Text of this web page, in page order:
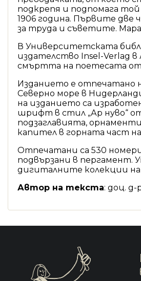
подкрепя и подпомага
1906 година. Първите две
за труда и съветите.
В Университетската
издателство Insel-Verlag
смъртта на поетесата
Изданието е отпечатано
Северно море в
на изданието са
шрифт в стил „Ар нуво“ от
подзаглавията,
капител в горната част
Отпечатани са 530
подвързани в пергамент.
дигиталните колекции
Автор на текста: доц.